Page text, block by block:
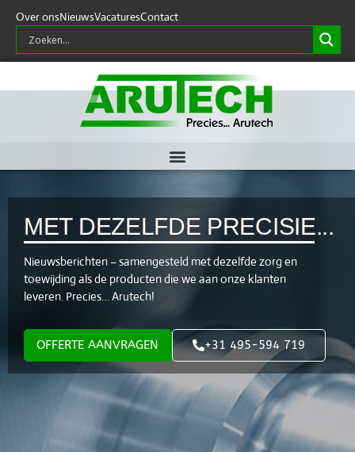
Over onsNieuwsVacaturesContact
MET DEZELFDE PRECISIE...
Nieuwsberichten – samengesteld met dezelfde zorg en
toewijding als de producten die we aan onze klanten
leveren. Precies… Arutech!
OFFERTE AANVRAGEN +31 495-594 719